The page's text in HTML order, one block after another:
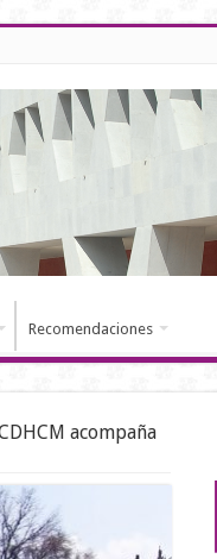
Recomendaciones
acompaña